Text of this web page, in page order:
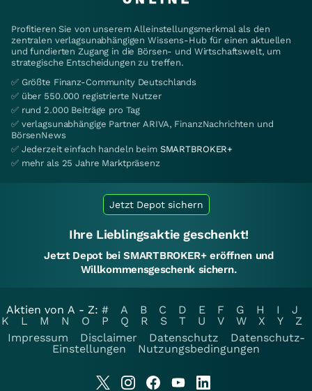
Profitieren Sie von unserem Alleinstellungsmerkmal als den
zentralen verlagsunabhängigen Wissens-Hub für einen aktuellen
und fundierten Zugang in die Börsen- und Wirtschaftswelt, um
strategische Entscheidungen zu treffen.
✅ Größte Finanz-Community Deutschlands
✅ über 550.000 registrierte Nutzer
✅ rund 2.000 Beiträge pro Tag
✅ verlagsunabhängige Partner ARIVA, FinanzNachrichten und
BörsenNews
✅ Jederzeit einfach handeln beim SMARTBROKER+
✅ mehr als 25 Jahre Marktpräsenz
Jetzt Depot sichern
Ihre Lieblingsaktie geschenkt!
Jetzt Depot bei SMARTBROKER+ eröffnen und
Willkommensgeschenk sichern.
Aktien von A - Z: # A B C D E F G H I
J
K
L M N O P Q R S T U V W X Y
Z
Impressum
Disclaimer Datenschutz
Datenschutz-
Einstellungen
Nutzungsbedingungen